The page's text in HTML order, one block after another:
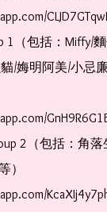
1（包括：Miffy/
/娒明阿美/小忌
2（包括：角落
）